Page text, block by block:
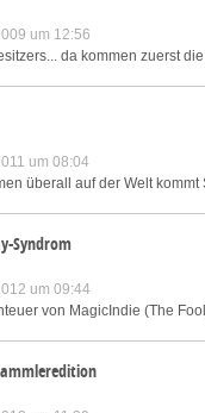
um 12:56
da kommen zuerst
um 08:04
überall auf der Welt
Syndrom
um 09:44
von MagicIndie (The